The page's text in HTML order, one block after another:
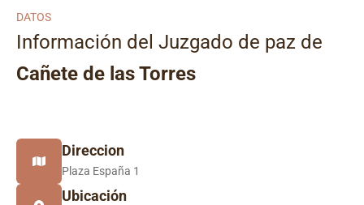
DATOS
Información del Juzgado de paz de
Cañete de las Torres
Direccion
Plaza España 1
Ubicación